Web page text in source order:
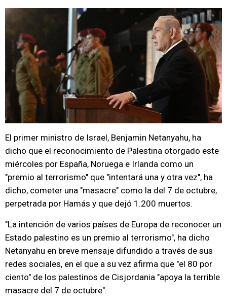
El primer ministro de Israel, Benjamin Netanyahu, ha
dicho que el reconocimiento de Palestina otorgado este
miércoles por España, Noruega e Irlanda como un
"premio al terrorismo" que "intentará una y otra vez", ha
dicho, cometer una "masacre" como la del 7 de octubre,
perpetrada por Hamás y que dejó 1.200 muertos.
"La intención de varios países de Europa de reconocer un
Estado palestino es un premio al terrorismo", ha dicho
Netanyahu en breve mensaje difundido a través de sus
redes sociales, en el que a su vez afirma que "el 80 por
ciento" de los palestinos de Cisjordania "apoya la terrible
masacre del 7 de octubre".